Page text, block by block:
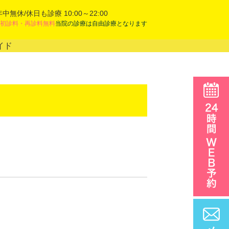
中無休/休日も診療 10:00～22:00
診料・再診料無料当院の診療は自由診療となります
ド